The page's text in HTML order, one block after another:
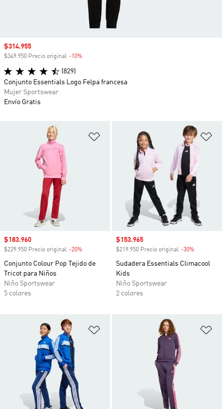
Añadir a la lista de deseos
Precio de venta
$183.960
$229.950 Precio original -20%
Conjunto Colour Pop Tejido de
Tricot para Niños
Niño Sportswear
5 colores
Precio de venta
$153.965
$219.950 Precio original -30%
Sudadera Essentials Climacool
Kids
Niño Sportswear
2 colores
Añadir a la lista de deseos
Precio de venta
$314.955
$349.950 Precio original -10%
(829)
Conjunto Essentials Logo Felpa francesa
Mujer Sportswear
Envío Gratis